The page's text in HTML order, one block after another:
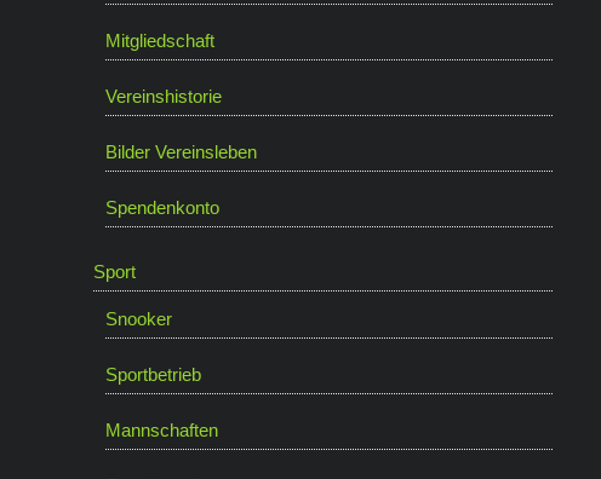
Mitgliedschaft
Vereinshistorie
Bilder Vereinsleben
Spendenkonto
Sport
Snooker
Sportbetrieb
Mannschaften